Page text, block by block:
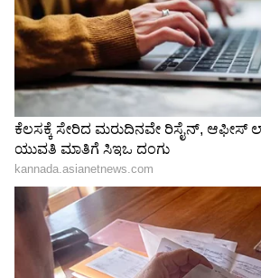
Shetty speech | Suvarna News
ಶೇ.50 ರಿಂದ ಶೇ.18 ಕ್ಕೆ TAX
ಟ್ರಂಪ್ ಐತಿಹಾಸಿಕ ಒಪ್ಪಂದ | India
Trade Deal | Party Rounds